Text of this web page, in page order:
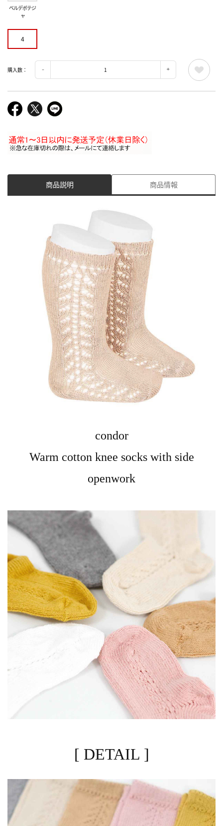
ベルデボテジ
ャ
4
購入数：
商品説明 商品情報
condor
Warm cotton knee socks with side
openwork
[ DETAIL ]